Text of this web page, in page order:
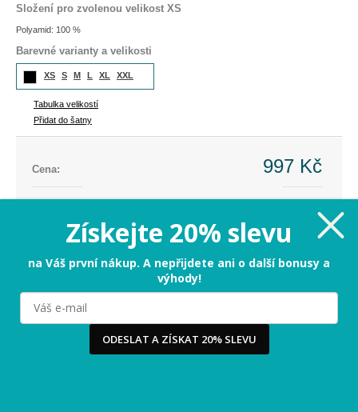
Složení pro zvolenou velikost XS
Polyamid: 100 %
Barevné varianty a velikosti
XS S M L XL XXL
Tabulka velikostí
Přidat do šatny
Cena: 997 Kč
-1 602 Kč (-62%)
PŘIDAT DO KOŠÍKU
Tabulka velikostí
Milujeme cookies!
Používáme cookies, abychom vám nabídli ten nejlepší
zážitek na našem webu a obsah, který vás opravdu
Získejte 20% slevu
na Váš první nákup. A nepřijdete ani o další bonusy a
výhody!
ODESLAT A ZÍSKAT 20% SLEVU